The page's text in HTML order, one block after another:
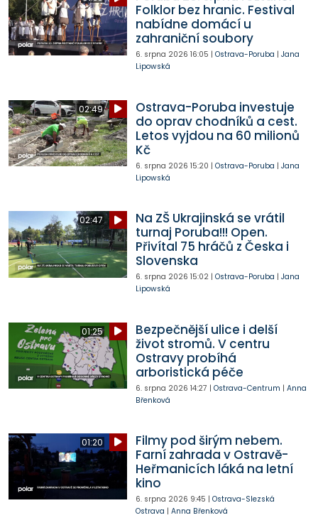
Folklor bez hranic. Festival
nabídne domácí u
zahraniční soubory
6. srpna 2026 16:05 | Ostrava-Poruba | Jana
Lipowská
02:49
Ostrava-Poruba investuje
do oprav chodníků a cest.
Letos vyjdou na 60 milionů
Kč
6. srpna 2026 15:20 | Ostrava-Poruba | Jana
Lipowská
02:47
Na ZŠ Ukrajinská se vrátil
turnaj Poruba!!! Open.
Přivítal 75 hráčů z Česka i
Slovenska
6. srpna 2026 15:02| Ostrava-Poruba | Jana
Lipowská
01:25
Bezpečnější ulice i delší
život stromů. V centru
Ostravy probíhá
arboristická péče
6. srpna 2026 14:27 | Ostrava-Centrum | Anna
Břenková
01:20
Filmy pod širým nebem.
Farní zahrada v Ostravě-
Heřmanicích láká na letní
kino
6. srpna 2026 9:45 | Ostrava-Slezská
Ostrava | Anna Břenková